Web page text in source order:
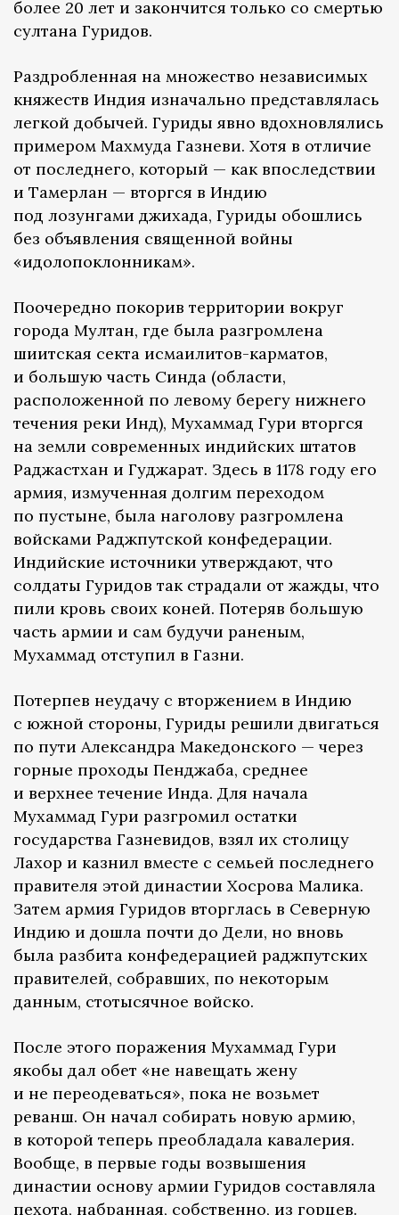
более 20 лет и закончится только со смертью
султана Гуридов.
Раздробленная на множество независимых
княжеств Индия изначально представлялась
легкой добычей. Гуриды явно вдохновлялись
примером Махмуда Газневи. Хотя в отличие
от последнего, который — как впоследствии
и Тамерлан — вторгся в Индию
под лозунгами джихада, Гуриды обошлись
без объявления священной войны
«идолопоклонникам».
Поочередно покорив территории вокруг
города Мултан, где была разгромлена
шиитская секта исмаилитов-карматов,
и большую часть Синда (области,
расположенной по левому берегу нижнего
течения реки Инд), Мухаммад Гури вторгся
на земли современных индийских штатов
Раджастхан и Гуджарат. Здесь в 1178 году его
армия, измученная долгим переходом
по пустыне, была наголову разгромлена
войсками Раджпутской конфедерации.
Индийские источники утверждают, что
солдаты Гуридов так страдали от жажды, что
пили кровь своих коней. Потеряв большую
часть армии и сам будучи раненым,
Мухаммад отступил в Газни.
Потерпев неудачу с вторжением в Индию
с южной стороны, Гуриды решили двигаться
по пути Александра Македонского — через
горные проходы Пенджаба, среднее
и верхнее течение Инда. Для начала
Мухаммад Гури разгромил остатки
государства Газневидов, взял их столицу
Лахор и казнил вместе с семьей последнего
правителя этой династии Хосрова Малика.
Затем армия Гуридов вторглась в Северную
Индию и дошла почти до Дели, но вновь
была разбита конфедерацией раджпутских
правителей, собравших, по некоторым
данным, стотысячное войско.
После этого поражения Мухаммад Гури
якобы дал обет «не навещать жену
и не переодеваться», пока не возьмет
реванш. Он начал собирать новую армию,
в которой теперь преобладала кавалерия.
Вообще, в первые годы возвышения
династии основу армии Гуридов составляла
пехота, набранная, собственно, из горцев.